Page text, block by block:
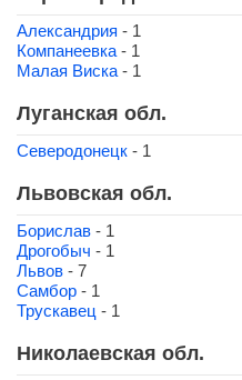
Александрия - 1
Компанеевка - 1
Малая Виска - 1
Луганская обл.
Северодонецк - 1
Львовская обл.
Борислав - 1
Дрогобыч - 1
Львов - 7
Самбор - 1
Трускавец - 1
Николаевская обл.